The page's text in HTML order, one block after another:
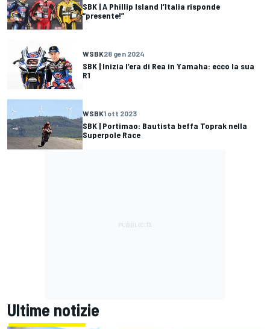
SBK | A Phillip Island l’Italia risponde
“presente!”
WSBK28 gen 2024
SBK | Inizia l’era di Rea in Yamaha: ecco la sua
R1
WSBK1 ott 2023
SBK | Portimao: Bautista beffa Toprak nella
Superpole Race
Ultime notizie